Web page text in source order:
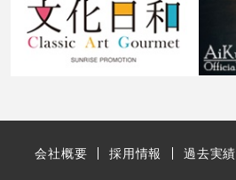
会社概要 採用情報 過去実績